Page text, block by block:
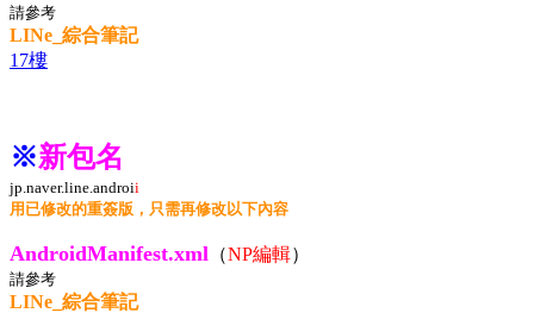
請參考
LINe_綜合筆記
17樓
※新包名
jp.naver.line.androii
用已修改的重簽版，只需再修改以下內容
AndroidManifest.xml （NP編輯）
請參考
LINe_綜合筆記